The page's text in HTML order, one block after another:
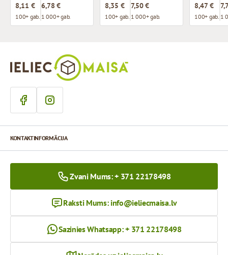
8,11 €
100+ gab.
6,78 €
1 000+ gab.
8,35 €
100+ gab.
7,50 €
1 000+ gab.
8,47 €
100+ gab. 1
KONTAKTINFORMĀCIJA
Zvani Mums: + 371 22178498
Raksti Mums: info@ieliecmaisa.lv
Sazinies Whatsapp: + 371 22178498